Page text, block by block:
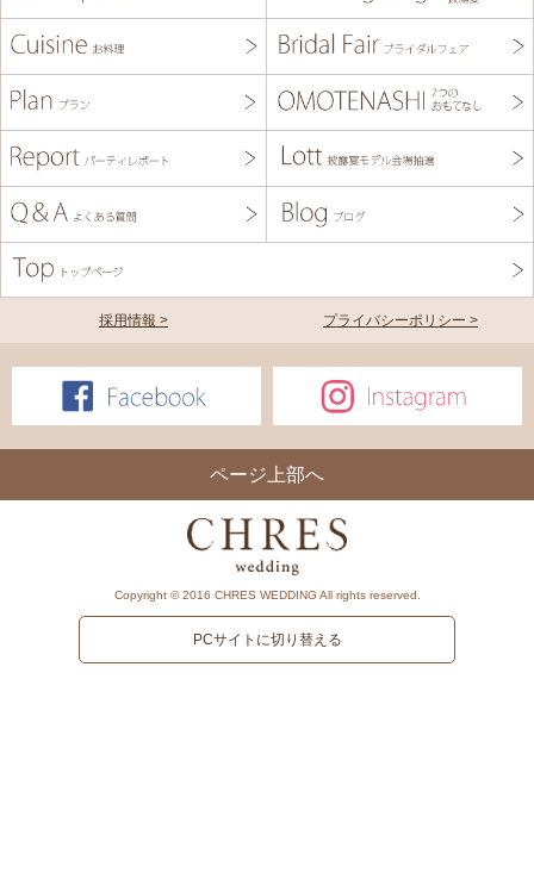
採用情報 > プライバシーポリシー >
ページ上部へ
Copyright © 2016 CHRES WEDDING All rights reserved.
PCサイトに切り替える